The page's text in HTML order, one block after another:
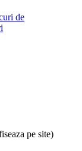
de
pe site)